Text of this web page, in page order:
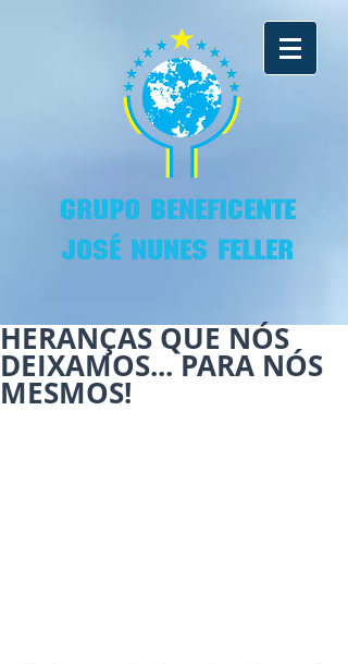
GRUPO BENEFICENTE
JOSÉ NUNES FELLER
HERANÇAS QUE NÓS
DEIXAMOS... PARA NÓS
MESMOS!